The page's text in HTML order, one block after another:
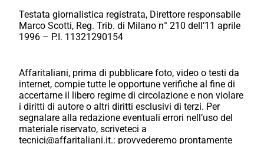
Testata giornalistica registrata, Direttore responsabile
Marco Scotti, Reg. Trib. di Milano n° 210 dell’11 aprile
1996 – P.I. 11321290154
Affaritaliani, prima di pubblicare foto, video o testi da
internet, compie tutte le opportune verifiche al fine di
accertarne il libero regime di circolazione e non violare
i diritti di autore o altri diritti esclusivi di terzi. Per
segnalare alla redazione eventuali errori nell’uso del
materiale riservato, scriveteci a
tecnici@affaritaliani.it.: provvederemo prontamente